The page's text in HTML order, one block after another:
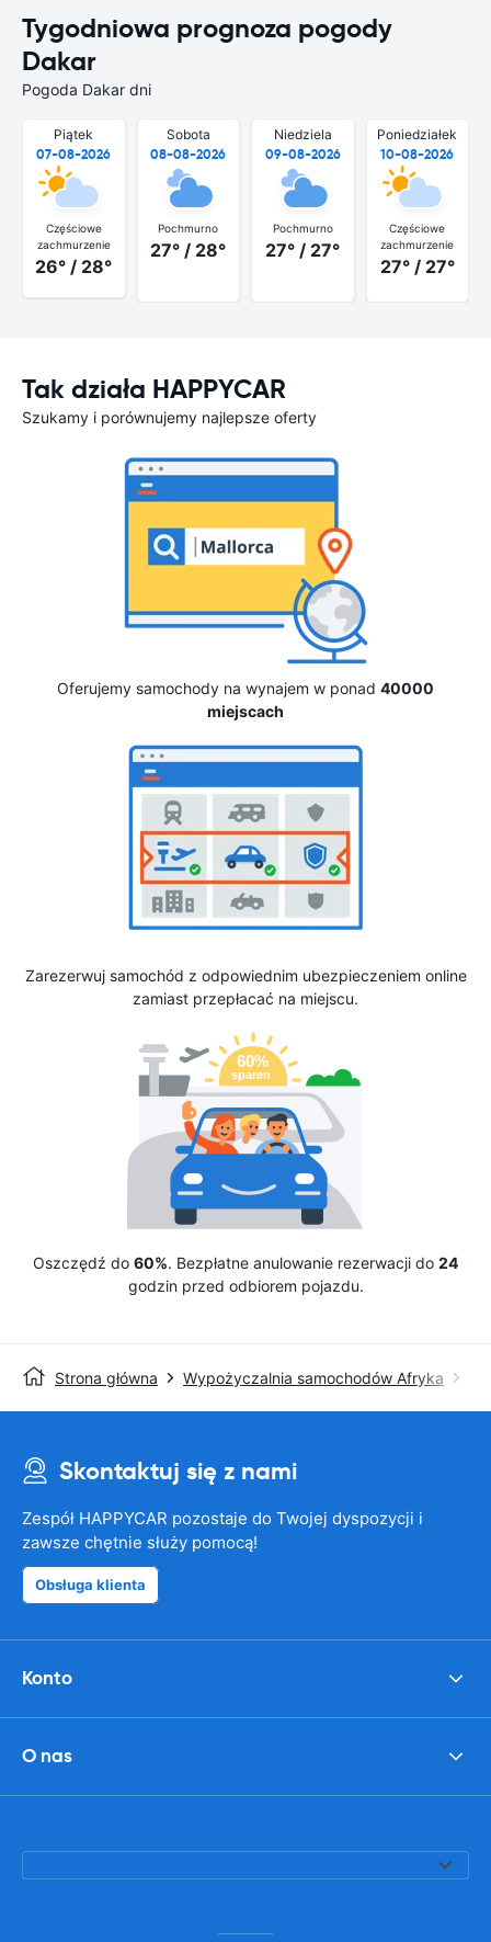
Tygodniowa prognoza pogody
Dakar
Pogoda Dakar dni
Piątek
07-08-2026
Częściowe
zachmurzenie
26° / 28°
Sobota
08-08-2026
Pochmurno
27° / 28°
Niedziela
09-08-2026
Pochmurno
27° / 27°
Poniedziałek
10-08-2026
Częściowe
zachmurzenie
27° / 27°
Tak działa HAPPYCAR
Szukamy i porównujemy najlepsze oferty
Oferujemy samochody na wynajem w ponad 40000
miejscach
Zarezerwuj samochód z odpowiednim ubezpieczeniem online
zamiast przepłacać na miejscu.
Oszczędź do 60%. Bezpłatne anulowanie rezerwacji do 24
godzin przed odbiorem pojazdu.
Strona główna Wypożyczalnia samochodów Afryka
Skontaktuj się z nami
Zespół HAPPYCAR pozostaje do Twojej dyspozycji i
zawsze chętnie służy pomocą!
Obsługa klienta
Konto
O nas